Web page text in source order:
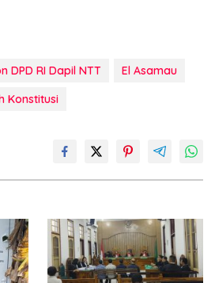
DPD RI Dapil NTT
El Asamau
Konstitusi